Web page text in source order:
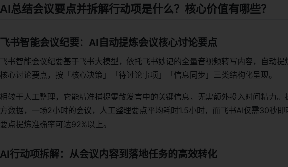
AI总结会议要点并拆解行动项是什么？核心价值有哪些？
飞书智能会议纪要：AI自动提炼会议核心讨论要点
飞书智能会议纪要基于飞书大模型，依托飞书妙记的全量音视频转写内容，自动提
核心讨论要点，按「核心决策」「待讨论事项」「信息同步」三类结构化呈现。
相较于人工整理，它能精准捕捉零散发言中的关键信息，无需额外投入时间精力。
方数据，一场2小时的会议，人工整理要点平均耗时1.5小时，而飞书AI仅需30秒即
要点提炼准确率可达92%以上。
AI行动项拆解：从会议内容到落地任务的高效转化